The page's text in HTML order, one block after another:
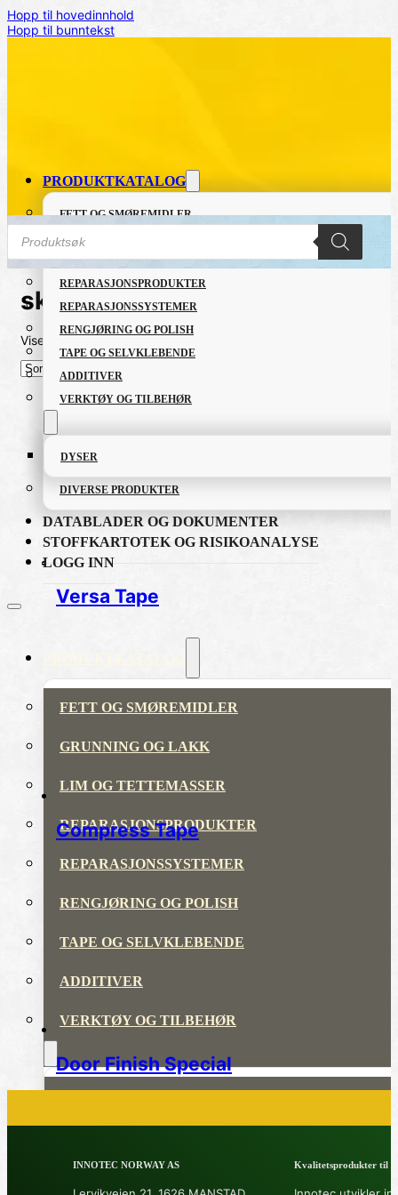
Hopp til hovedinnhold
Hopp til bunntekst
PRODUKTKATALOG
FETT OG SMØREMIDLER
GRUNNING OG LAKK
LIM OG TETTEMASSER
REPARASJONSPRODUKTER
REPARASJONSSYSTEMER
RENGJØRING OG POLISH
TAPE OG SELVKLEBENDE
ADDITIVER
VERKTØY OG TILBEHØR
DYSER
DIVERSE PRODUKTER
DATABLADER OG DOKUMENTER
STOFFKARTOTEK OG RISIKOANALYSE
LOGG INN
FETT OG SMØREMIDLER
GRUNNING OG LAKK
LIM OG TETTEMASSER
REPARASJONSPRODUKTER
REPARASJONSSYSTEMER
RENGJØRING OG POLISH
TAPE OG SELVKLEBENDE
ADDITIVER
VERKTØY OG TILBEHØR
Products
search
skumgummi
Viser alle 3 resultaterSortert
etter
Versa Tape
Compress Tape
Door Finish Special
INNOTEC NORWAY AS Kvalitetsprodukter til å